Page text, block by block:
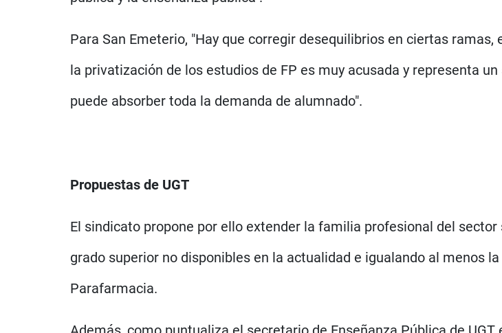
Para San Emeterio, "Hay que corregir desequilibrios en ciertas
la privatización de los estudios de FP es muy acusada y representa
puede absorber toda la demanda de alumnado".
Propuestas de UGT
El sindicato propone por ello extender la familia profesional del
grado superior no disponibles en la actualidad e igualando al menos
Parafarmacia.